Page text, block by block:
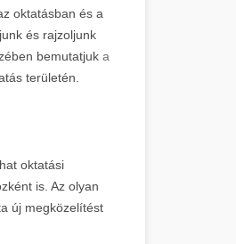
oktatásban és a
és rajzoljunk
bemutatjuk a
területén.
oktatási
is. Az olyan
új megközelítést